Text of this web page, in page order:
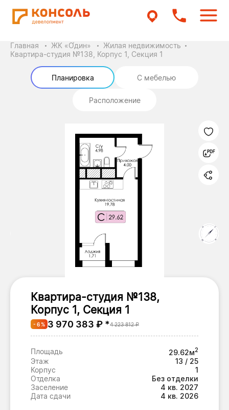
Главная ЖК «О́дин»
Жилая недвижимость
Квартира-студия №138, Корпус 1, Секция 1
Планировка С мебелью
Расположение
Квартира-студия №138,
Корпус 1, Секция 1
- 6 % 3 970 383 ₽ *4 223 812 ₽
Площадь 29.62м2
Этаж
13 / 25
Корпус
1
Отделка
Без отделки
Заселение
4 кв. 2027
Дата сдачи
4 кв. 2026